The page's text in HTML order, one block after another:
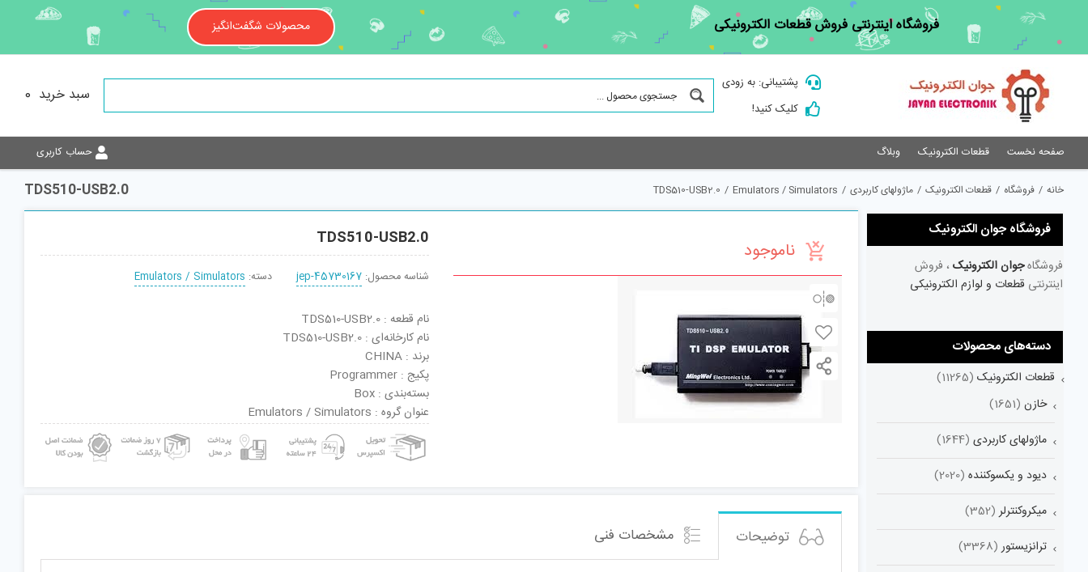
content
فروشگاه اینترنتی فروش قطعات الکترونیکی محصولات شگفت‌انگیز
پشتیبانی: به زودی
کلیک کنید!
سبد خرید 0
صفحه نخست قطعات الکترونیک وبلاگ حساب کاربری
TDS510-USB2.0 خانه / فروشگاه / قطعات الکترونیک / ماژولهای کاربردی /
Emulators / Simulators
/
TDS510-USB2.0
ناموجود TDS510-USB2.0
شناسه محصول: jep-45730167 دسته: Emulators / Simulators
نام قطعه : TDS510-USB2.0
نام کارخانه‌ای : TDS510-USB2.0
برند : CHINA
پکیج : Programmer
بسته‌بندی : Box
عنوان گروه : Emulators / Simulators
توضیحات مشخصات فنی
فروشگاه جوان الکترونیک
فروشگاهجوان الکترونیک ، فروش
اینترنتی قطعات و لوازم الکترونیکی
دسته‌های محصولات
قطعات الکترونیک (11265)
خازن (1651)
ماژولهای کاربردی (1644)
دیود و یکسوکننده (2020)
میکروکنترلر (352)
ترانزیستور (3368)